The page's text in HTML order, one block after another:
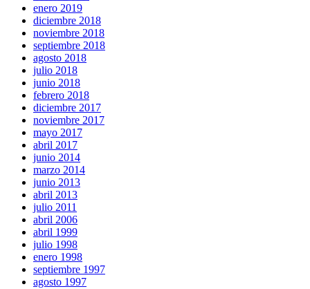
enero 2019
diciembre 2018
noviembre 2018
septiembre 2018
agosto 2018
julio 2018
junio 2018
febrero 2018
diciembre 2017
noviembre 2017
mayo 2017
abril 2017
junio 2014
marzo 2014
junio 2013
abril 2013
julio 2011
abril 2006
abril 1999
julio 1998
enero 1998
septiembre 1997
agosto 1997